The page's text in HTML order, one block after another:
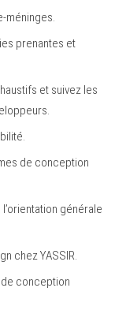
méninges.
prenantes et
et suivez les
de conception
générale
chez YASSIR.
conception